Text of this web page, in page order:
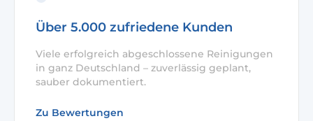
Über 5.000 zufriedene Kunden
Viele erfolgreich abgeschlossene Reinigungen
in ganz Deutschland – zuverlässig geplant,
sauber dokumentiert.
Zu Bewertungen